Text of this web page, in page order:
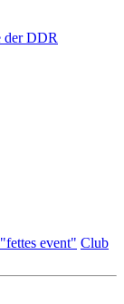
der DDR
"fettes event" Club